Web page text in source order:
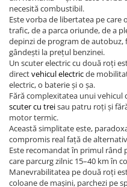
Butoane
Lumini Trotinete Electrice
Piese Kugoo
Kukirin M4 MAX
Kukirin S1 MAX 2025-2026
KuKirin G2
KuKirin G2 MASTER
Kukirin G2 MAX
KuKirin G2 PRO
KuKirin G3 PRO
Kukirin G4 (2025)
KuKirin S1 PRO
necesită combustibil.
Este vorba de libertatea pe care
trafic, de a parca oriunde, de a
depinzi de program de autobuz,
gândești la prețul benzinei.
Un scuter electric cu două roți
directvehicul electricde
electric, o baterie și o șa.
Fără complexitatea unui vehicul
scuter cu treisau patru roți și
motor termic.
Această simplitate este,
compromis real față de
Este recomandat în primul
care parcurg zilnic 15–40 km în
Manevrabilitatea pe două roți
coloane de mașini, parchezi pe